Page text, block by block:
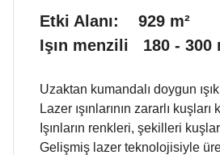
Etki Alanı: 929 m²
Işın menzili 180 - 300
Uzaktan kumandalı doygun
Lazer ışınlarının zararlı
Işınların renkleri, şekilleri
Gelişmiş lazer teknolojisiyle